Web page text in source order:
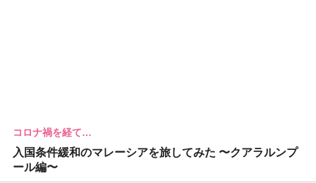
コロナ禍を経て…
入国条件緩和のマレーシアを旅してみた 〜クアラルンプ
ール編〜